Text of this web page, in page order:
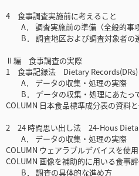
4 食事調査実施前に考えること
A． 調査実施前の準備（全般的事項
B． 調査地区および調査対象者の
Ⅱ編 食事調査の実際
1 食事記録法 Dietary Records(DRs)
A． データの収集・処理の実際
B． データの収集・処理にあたっ
COLUMN 日本食品標準成分表の資料
2 24 時間思い出し法 24-Hous
A． データの収集・処理の実際
COLUMN ウェアラブルデバイスを使
COLUMN 画像を補助的に用いる食事
B． 調査の具体的な進め方